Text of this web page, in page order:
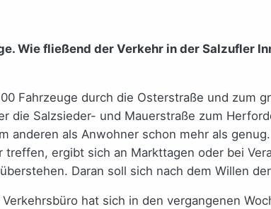
Wie fließend der Verkehr in der Salzufler
Fahrzeuge durch die Osterstraße und zum
die Salzsieder- und Mauerstraße zum
anderen als Anwohner schon mehr als
treffen, ergibt sich an Markttagen oder bei
Daran soll sich nach dem Willen
Verkehrsbüro hat sich in den vergangenen